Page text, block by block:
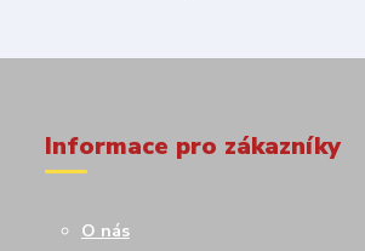
Informace pro zákazníky
O nás